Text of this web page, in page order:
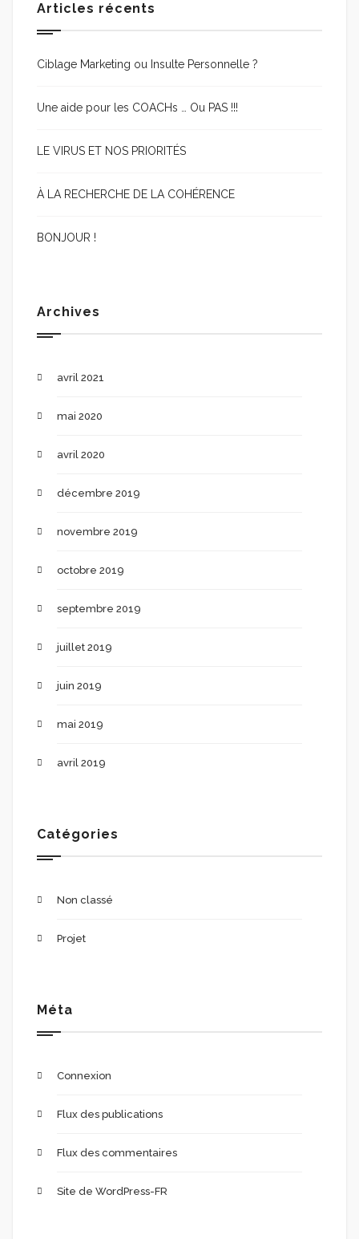
Articles récents
Ciblage Marketing ou Insulte Personnelle ?
Une aide pour les COACHs … Ou PAS !!!
LE VIRUS ET NOS PRIORITÉS
À LA RECHERCHE DE LA COHÉRENCE
BONJOUR !
Archives
avril 2021
mai 2020
avril 2020
décembre 2019
novembre 2019
octobre 2019
septembre 2019
juillet 2019
juin 2019
mai 2019
avril 2019
Catégories
Non classé
Projet
Méta
Connexion
Flux des publications
Flux des commentaires
Site de WordPress-FR